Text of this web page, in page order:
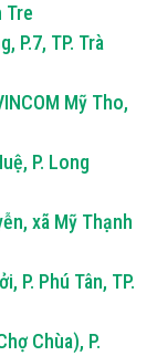
Tre
P.7, TP. Trà
Mỹ Tho,
P. Long
xã Mỹ Thạnh
P. Phú Tân, TP.
Chùa), P.